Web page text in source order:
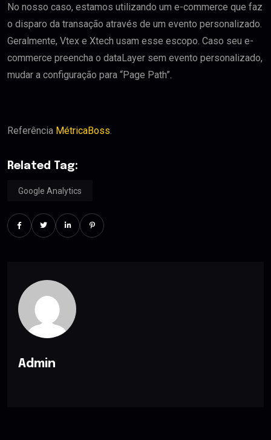
No nosso caso, estamos utilizando um e-commerce que faz
o disparo da transação através de um evento personalizado.
Geralmente, Vtex e Xtech usam esse escopo. Caso seu e-
commerce preencha o dataLayer sem evento personalizado,
mudar a configuração para “Page Path”.
Referência MétricaBoss.
Related Tag:
Google Analytics
Admin